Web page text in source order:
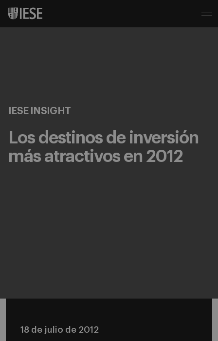
IESE INSIGHT
Los destinos de inversión
más atractivos en 2012
18 de julio de 2012